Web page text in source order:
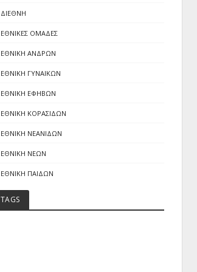
ΔΙΕΘΝΗ
ΕΘΝΙΚΕΣ ΟΜΑΔΕΣ
ΕΘΝΙΚΗ ΑΝΔΡΩΝ
ΕΘΝΙΚΗ ΓΥΝΑΙΚΩΝ
ΕΘΝΙΚΗ ΕΦΗΒΩΝ
ΕΘΝΙΚΗ ΚΟΡΑΣΙΔΩΝ
ΕΘΝΙΚΗ ΝΕΑΝΙΔΩΝ
ΕΘΝΙΚΗ ΝΕΩΝ
ΕΘΝΙΚΗ ΠΑΙΔΩΝ
TAGS